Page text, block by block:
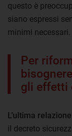
questo è
siano espressi
minimi necessari.
Per
gli effetti
L’ultima
il decreto